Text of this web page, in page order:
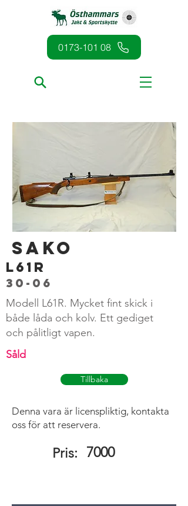
0173-101 08
Sako
L61R
30-06
Modell L61R. Mycket fint skick i
både låda och kolv. Ett gediget
och pålitligt vapen.
Såld
Tillbaka
Denna vara är licenspliktig, kontakta
oss för att reservera.
Pris: 7000